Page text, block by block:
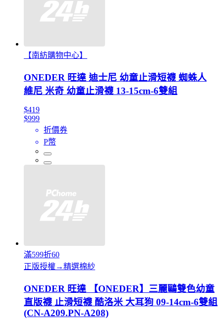
【南紡購物中心】
ONEDER 旺達 迪士尼 幼童止滑短襪 蜘蛛人
維尼 米奇 幼童止滑襪 13-15cm-6雙組
$419
$999
折價券
P幣
滿599折60
正版授權→精選棉紗
ONEDER 旺達 【ONEDER】三麗鷗雙色幼童
直版襪 止滑短襪 酷洛米 大耳狗 09-14cm-6雙組
(CN-A209.PN-A208)